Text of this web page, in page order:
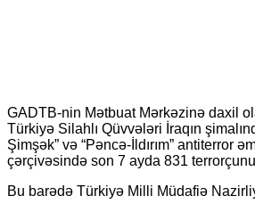
GADTB-nin Mətbuat Mərkəzinə daxil
Türkiyə Silahlı Qüvvələri İraqın
Şimşək” və “Pəncə-İldırım” antiterror
çərçivəsində son 7 ayda 831
Bu barədə Türkiyə Milli Müdafiə